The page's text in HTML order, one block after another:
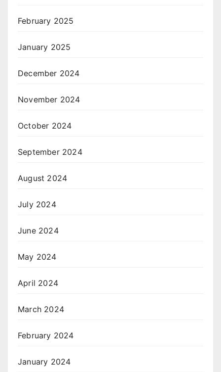
February 2025
January 2025
December 2024
November 2024
October 2024
September 2024
August 2024
July 2024
June 2024
May 2024
April 2024
March 2024
February 2024
January 2024